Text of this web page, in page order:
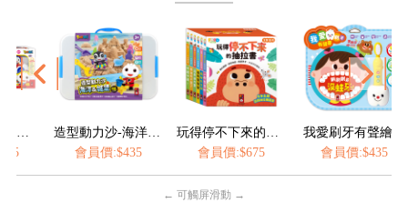
造型動力沙-海洋&城堡
員價:$435
玩得停不下來的抽拉書(全套6冊)
會員價:$675
我愛刷牙有聲繪本
會員價:$435
會員價
← 可觸屏滑動 →